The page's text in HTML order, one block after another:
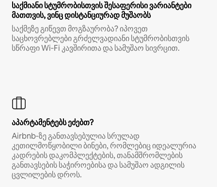
საქმიანი სტუმრობისთვის შესაფერისი ვარიანტები
მათთვის, ვინც დისტანციურად მუშაობს
საქმეზე გიწევთ მოგზაურობა? იპოვეთ
საცხოვრებლები გრძელვადიანი სტუმრობისთვის
სწრაფი Wi‑Fi კავშირითა და სამუშაო სივრცით.
აპარტამენტებს ეძებთ?
Airbnb‑ზე განთავსებულია სრულად
კეთილმოწყობილი ბინები, რომლებიც იდეალურია
კადრების დაკომპლექტების, თანამშრომლების
განთავსების საჭიროებისა და სამუშაო ადგილის
ცვლილების დროს.